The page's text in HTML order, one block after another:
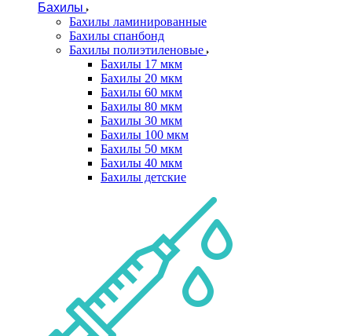
Бахилы
Бахилы ламинированные
Бахилы спанбонд
Бахилы полиэтиленовые
Бахилы 17 мкм
Бахилы 20 мкм
Бахилы 60 мкм
Бахилы 80 мкм
Бахилы 30 мкм
Бахилы 100 мкм
Бахилы 50 мкм
Бахилы 40 мкм
Бахилы детские